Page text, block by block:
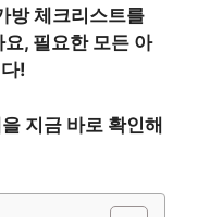
방 체크리스트를
, 필요한 모든 아
!
지금 바로 확인해